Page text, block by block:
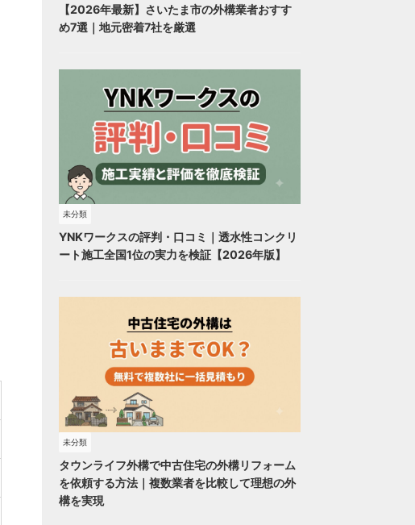
【2026年最新】さいたま市の外構業者おすす
め7選｜地元密着7社を厳選
未分類
YNKワークスの評判・口コミ｜透水性コンクリ
ート施工全国1位の実力を検証【2026年版】
未分類
タウンライフ外構で中古住宅の外構リフォーム
を依頼する方法｜複数業者を比較して理想の外
構を実現